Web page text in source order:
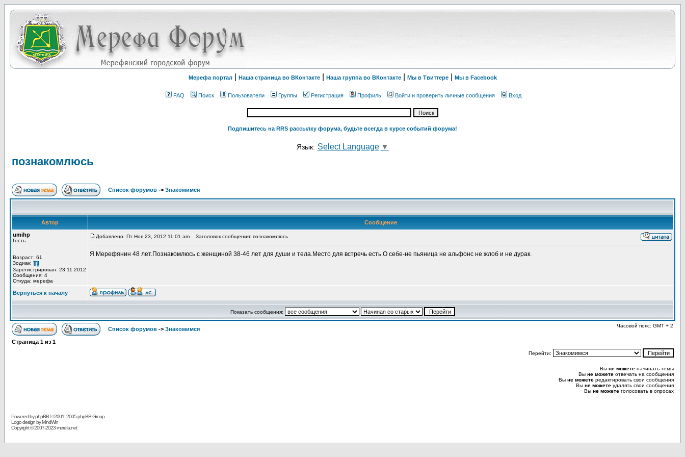
Мерефа портал| Наша страница во ВКонтакте| Наша группа во ВКонтакте| Мы в Твиттере| Мы в Facebook
FAQ Поиск Пользователи Группы Регистрация Профиль Войти и проверить личные сообщения Вход
Подпишитесь на RRS рассылку форума, будьте всегда в курсе событий форума!
Язык: Select Language ▼
познакомлюсь
Список форумов -> Знакомимся
Автор
Сообщение
umihp
Гость
Возраст: 61
Зодиак:
Зарегистрирован: 23.11.2012
Сообщения: 4
Откуда: мерефа
Добавлено: Пт Ноя 23, 2012 11:01 am Заголовок сообщения: познакомлюсь
Я Мерефянин 48 лет.Познакомлюсь с женщиной 38-46 лет для души и тела.Место для встречь есть.О себе-не пьяница не альфонс не жлоб и не дурак.
Вернуться к началу
Показать сообщения:
Список форумов -> Знакомимся
Часовой пояс: GMT + 2
Страница 1 из 1
Перейти:
Вы не можете начинать темы
Вы не можете отвечать на сообщения
Вы не можете редактировать свои сообщения
Вы не можете удалять свои сообщения
Вы не можете голосовать в опросах
Powered byphpBB© 2001, 2005 phpBB Group
Logo design by MindWin
Copyright © 2007-2023 merefa.net